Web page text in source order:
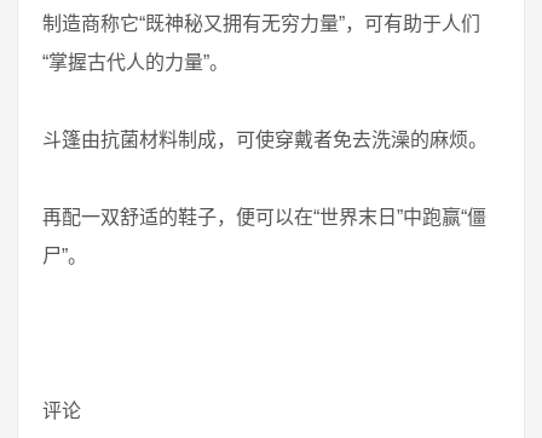
制造商称它“既神秘又拥有无穷力量”，可有助于人们
“掌握古代人的力量”。
斗篷由抗菌材料制成，可使穿戴者免去洗澡的麻烦。
再配一双舒适的鞋子，便可以在“世界末日”中跑赢“僵
尸”。
评论